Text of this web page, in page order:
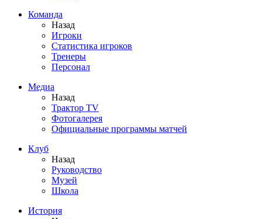
Команда
Назад
Игроки
Статистика игроков
Тренеры
Персонал
Медиа
Назад
Трактор TV
Фотогалерея
Официальные программы матчей
Клуб
Назад
Руководство
Музей
Школа
История